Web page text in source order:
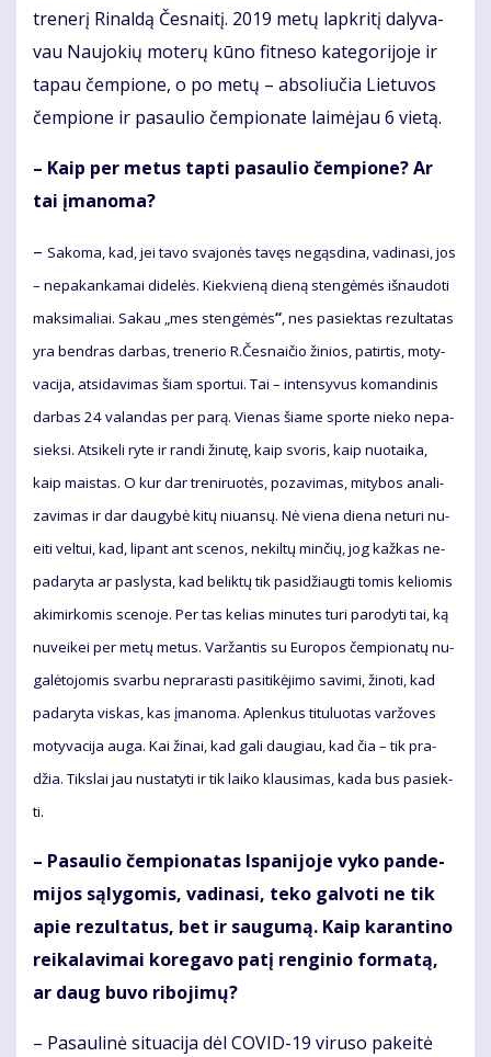
tre­ne­rį Ri­nal­dą Čes­nai­tį. 2019 me­tų lap­kri­tį da­ly­va­
vau Nau­jo­kių mo­te­rų kū­no fit­ne­so ka­te­go­ri­jo­je ir
ta­pau čem­pio­ne, o po me­tų – ab­so­liu­čia Lie­tu­vos
čem­pio­ne ir pa­sau­lio čem­pio­na­te lai­mė­jau 6 vie­tą.
– Kaip per me­tus tap­ti pa­sau­lio čem­pio­ne? Ar
tai įma­no­ma?
– Sa­ko­ma, kad, jei ta­vo sva­jo­nės ta­vęs ne­gąs­di­na, va­di­na­si, jos
– ne­pa­kan­ka­mai di­de­lės. Kiek­vie­ną die­ną sten­gė­mės iš­nau­do­ti
mak­si­ma­liai. Sa­kau „mes sten­gė­mės“, nes pa­siek­tas re­zul­ta­tas
yra ben­dras dar­bas, tre­ne­rio R.Čes­nai­čio ži­nios, pa­tir­tis, mo­ty­
va­ci­ja, at­si­da­vi­mas šiam spor­tui. Tai – in­ten­sy­vus ko­man­di­nis
dar­bas 24 va­lan­das per pa­rą. Vie­nas šia­me spor­te nie­ko ne­pa­
siek­si. At­si­ke­li ry­te ir ran­di ži­nu­tę, kaip svo­ris, kaip nuo­tai­ka,
kaip mais­tas. O kur dar tre­ni­ruo­tės, po­za­vi­mas, mi­ty­bos ana­li­
za­vi­mas ir dar dau­gy­bė ki­tų niu­an­sų. Nė vie­na die­na ne­tu­ri nu­
ei­ti vel­tui, kad, li­pant ant sce­nos, ne­kil­tų min­čių, jog kaž­kas ne­
pa­da­ry­ta ar pa­slys­ta, kad be­lik­tų tik pa­si­džiaug­ti to­mis ke­lio­mis
aki­mir­ko­mis sce­no­je. Per tas ke­lias mi­nu­tes tu­ri pa­ro­dy­ti tai, ką
nu­vei­kei per me­tų me­tus. Var­žan­tis su Eu­ro­pos čem­pio­na­tų nu­
ga­lė­to­jo­mis svar­bu ne­pra­ras­ti pa­si­ti­kė­ji­mo sa­vi­mi, ži­no­ti, kad
pa­da­ry­ta vis­kas, kas įma­no­ma. Ap­len­kus ti­tu­luo­tas var­žo­ves
mo­ty­va­ci­ja au­ga. Kai ži­nai, kad ga­li dau­giau, kad čia – tik pra­
džia. Tiks­lai jau nu­sta­ty­ti ir tik lai­ko klau­si­mas, ka­da bus pa­siek­
ti.
– Pa­sau­lio čem­pio­na­tas Is­pa­ni­jo­je vy­ko pan­de­
mi­jos są­ly­go­mis, va­di­na­si, te­ko gal­vo­ti ne tik
apie re­zul­ta­tus, bet ir sau­gu­mą. Kaip ka­ran­ti­no
rei­ka­la­vi­mai ko­re­ga­vo pa­tį ren­gi­nio for­ma­tą,
ar daug bu­vo ri­bo­ji­mų?
– Pa­sau­li­nė si­tu­a­ci­ja dėl CO­VID-19 vi­ru­so pa­kei­tė